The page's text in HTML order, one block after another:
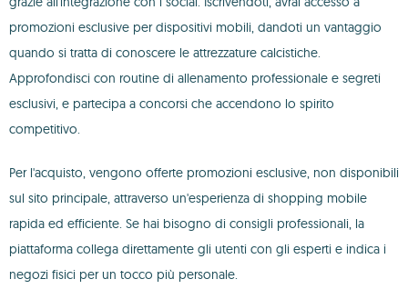
promozioni esclusive per dispositivi mobili, dandoti un vantaggio
quando si tratta di conoscere le attrezzature calcistiche.
Approfondisci con routine di allenamento professionale e segreti
esclusivi, e partecipa a concorsi che accendono lo spirito
competitivo.
Per l'acquisto, vengono offerte promozioni esclusive, non disponibili
sul sito principale, attraverso un'esperienza di shopping mobile
rapida ed efficiente. Se hai bisogno di consigli professionali, la
piattaforma collega direttamente gli utenti con gli esperti e indica i
negozi fisici per un tocco più personale.